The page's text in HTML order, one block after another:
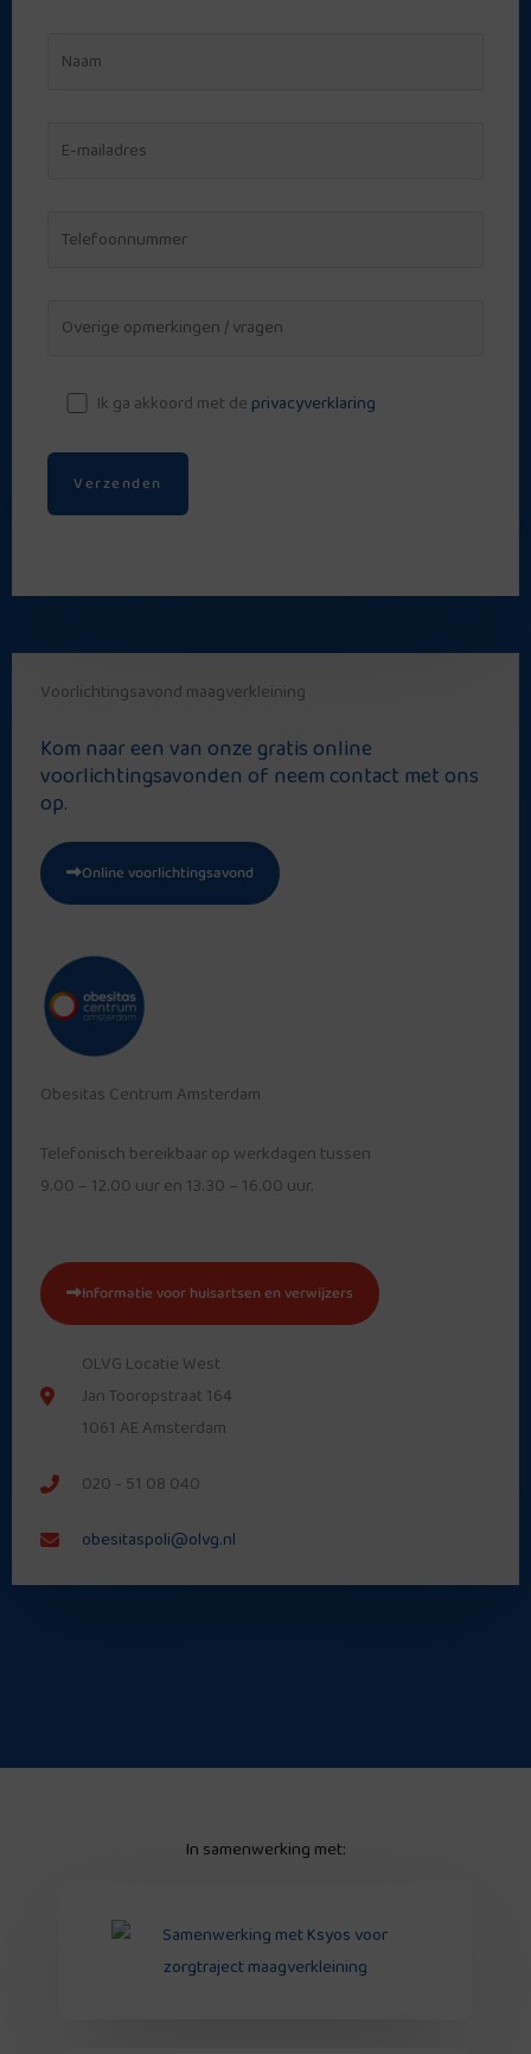
Voorlichtingsavond maagverkleining
Kom naar een van onze gratis online
voorlichtingsavonden of neem contact met ons
op.
Online voorlichtingsavond
Obesitas Centrum Amsterdam
Telefonisch bereikbaar op werkdagen tussen
9.00 – 12.00 uur en 13.30 – 16.00 uur.
Informatie voor huisartsen en verwijzers
OLVG Locatie West
Jan Tooropstraat 164
1061 AE Amsterdam
020 - 51 08 040
obesitaspoli@olvg.nl
Ik ga akkoord met deprivacyverklaring
In samenwerking met: